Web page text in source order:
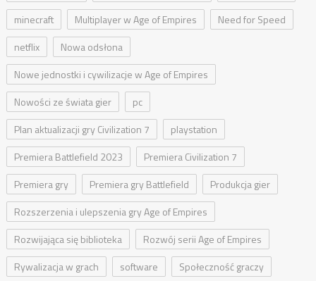
minecraft
Multiplayer w Age of Empires
Need for Speed
netflix
Nowa odsłona
Nowe jednostki i cywilizacje w Age of Empires
Nowości ze świata gier
pc
Plan aktualizacji gry Civilization 7
playstation
Premiera Battlefield 2023
Premiera Civilization 7
Premiera gry
Premiera gry Battlefield
Produkcja gier
Rozszerzenia i ulepszenia gry Age of Empires
Rozwijająca się biblioteka
Rozwój serii Age of Empires
Rywalizacja w grach
software Społeczność graczy